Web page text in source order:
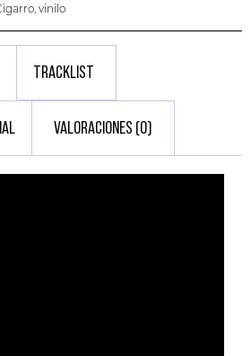
vinilo
TRACKLIST
VALORACIONES (0)